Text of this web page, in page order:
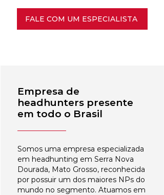
FALE COM UM ESPECIALISTA
Empresa de
headhunters presente
em todo o Brasil
Somos uma empresa especializada
em headhunting em Serra Nova
Dourada, Mato Grosso, reconhecida
por possuir um dos maiores NPs do
mundo no segmento. Atuamos em